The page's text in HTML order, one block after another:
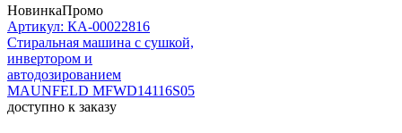
НовинкаПромо
Артикул: КА-00022816
Стиральная машина c сушкой,
инвертором и
автодозированием
MAUNFELD MFWD14116S05
доступно к заказу